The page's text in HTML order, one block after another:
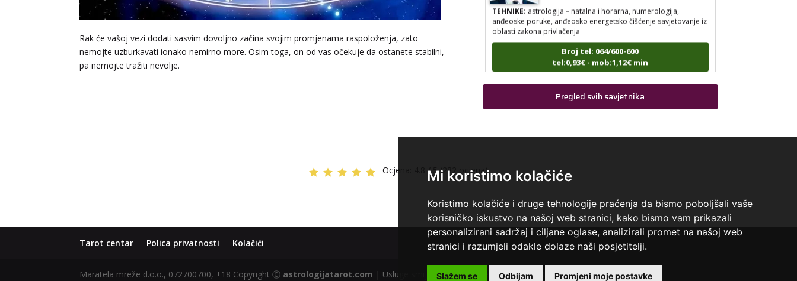
Mi koristimo kolačiće
Koristimo kolačiće i druge tehnologije praćenja da bismo poboljšali vaše
korisničko iskustvo na našoj web stranici, kako bismo vam prikazali
personalizirani sadržaj i ciljane oglase, analizirali promet na našoj web
stranici i razumjeli odakle dolaze naši posjetitelji.
Slažem se Odbijam Promjeni moje postavke
Rak će vašoj vezi dodati sasvim dovoljno začina svojim promjenama raspoloženja, zato
nemojte uzburkavati ionako nemirno more. Osim toga, on od vas očekuje da ostanete stabilni,
pa nemojte tražiti nevolje.
TEHNIKE:astrologija – natalna i horarna, numerologija,
anđeoske poruke, anđeosko energetsko čišćenje savjetovanje iz
oblasti zakona privlačenja
Broj tel: 064/600-600
tel:0,93€ - mob:1,12€ min
Broj tel: 064/600-600
STOJA/ Kod 31
Tarot savjetnik je slobodan
Pregled svih savjetnika
Ocjena: 4.8 / 5 (282 ocjena)
Tarot centar Polica privatnosti Kolačići
Maratela mreže d.o.o., 072700700, +18 Copyright Ⓒ astrologijatarot.com | Usluge smiju koristiti osobe starije od +18 godina.